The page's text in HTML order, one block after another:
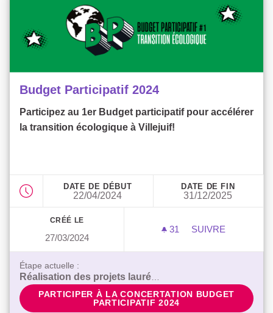
Budget Participatif 2024
Participez au 1er Budget participatif pour accélérer
la transition écologique à Villejuif!
DATE DE DÉBUT
22/04/2024
DATE DE FIN
31/12/2025
CRÉÉ LE
27/03/2024
31 31 ABONNÉS
SUIVRE
Étape actuelle :
PARTICIPER À LA CONCERTATION BUDGET
PARTICIPER À LA CONCERTATION BUDGET
PARTICIPATIF 2024